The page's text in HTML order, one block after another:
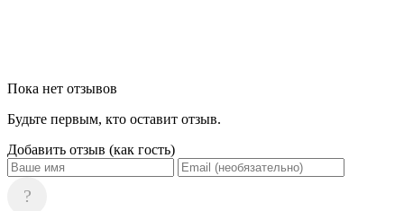
Пока нет отзывов
Будьте первым, кто оставит отзыв.
Добавить отзыв (как гость)
?